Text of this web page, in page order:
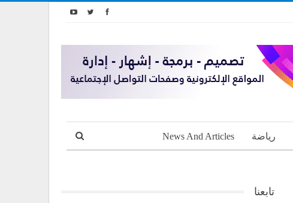
رياضة News And Articles
تابعنا